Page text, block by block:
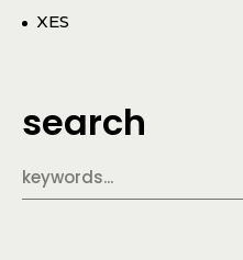
XES
search